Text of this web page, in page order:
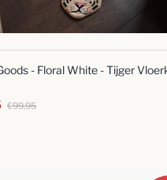
BLIK
- Floral White - Tijger
€99,95